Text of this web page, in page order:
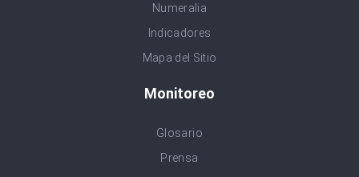
Numeralia
Indicadores
Mapa del Sitio
Monitoreo
Glosario
Prensa